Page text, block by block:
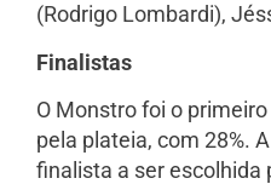
(Rodrigo Lombardi),
Finalistas
O Monstro foi o
pela plateia, com 28%.
finalista a ser escolhida